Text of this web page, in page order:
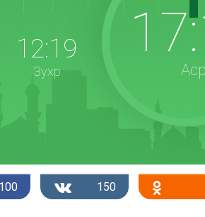
12:19
Зухр Аср
100 150